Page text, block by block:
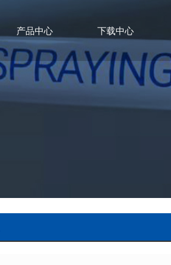
产品中心 下载中心